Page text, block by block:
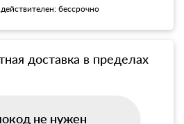
бессрочно
доставка в пределах
не нужен